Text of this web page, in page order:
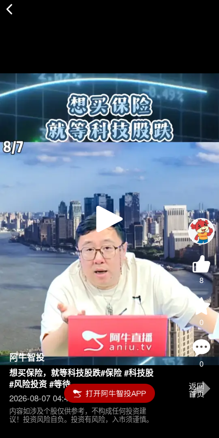
Play
Video
8
0
0
阿牛智投
想买保险，就等科技股跌#保险 #科技股
#风险投资 #等待
2026-08-07 04:45
内容如涉及个股仅供参考，不构成任何投资建
议！投资风险自负。投资有风险，入市须谨慎。